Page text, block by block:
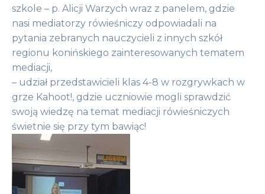
szkole – p. Alicji Warzych wraz z panelem, gdzie
nasi mediatorzy rówieśniczy odpowiadali na
pytania zebranych nauczycieli z innych szkół
regionu konińskiego zainteresowanych tematem
mediacji,
– udział przedstawicieli klas 4-8 w rozgrywkach w
grze Kahoot!, gdzie uczniowie mogli sprawdzić
swoją wiedzę na temat mediacji rówieśniczych
świetnie się przy tym bawiąc!